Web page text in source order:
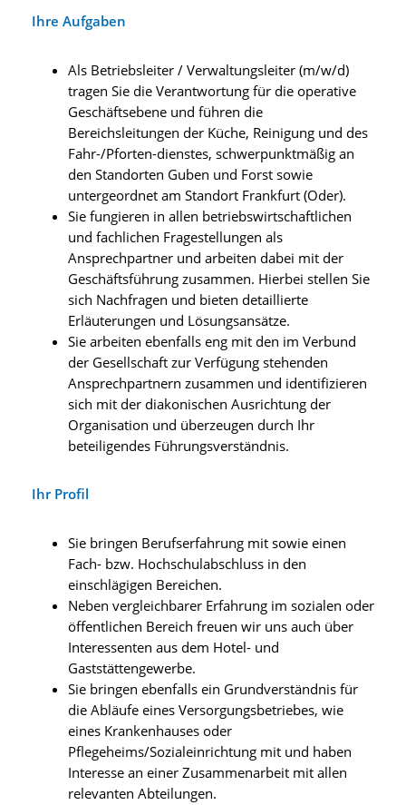
Ihre Aufgaben
Als Betriebsleiter / Verwaltungsleiter (m/w/d)
tragen Sie die Verantwortung für die operative
Geschäftsebene und führen die
Bereichsleitungen der Küche, Reinigung und des
Fahr-/Pforten-dienstes, schwerpunktmäßig an
den Standorten Guben und Forst sowie
untergeordnet am Standort Frankfurt (Oder).
Sie fungieren in allen betriebswirtschaftlichen
und fachlichen Fragestellungen als
Ansprechpartner und arbeiten dabei mit der
Geschäftsführung zusammen. Hierbei stellen Sie
sich Nachfragen und bieten detaillierte
Erläuterungen und Lösungsansätze.
Sie arbeiten ebenfalls eng mit den im Verbund
der Gesellschaft zur Verfügung stehenden
Ansprechpartnern zusammen und identifizieren
sich mit der diakonischen Ausrichtung der
Organisation und überzeugen durch Ihr
beteiligendes Führungsverständnis.
Ihr Profil
Sie bringen Berufserfahrung mit sowie einen
Fach- bzw. Hochschulabschluss in den
einschlägigen Bereichen.
Neben vergleichbarer Erfahrung im sozialen oder
öffentlichen Bereich freuen wir uns auch über
Interessenten aus dem Hotel- und
Gaststättengewerbe.
Sie bringen ebenfalls ein Grundverständnis für
die Abläufe eines Versorgungsbetriebes, wie
eines Krankenhauses oder
Pflegeheims/Sozialeinrichtung mit und haben
Interesse an einer Zusammenarbeit mit allen
relevanten Abteilungen.